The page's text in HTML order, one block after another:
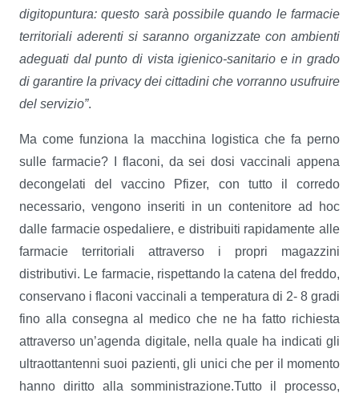
digitopuntura: questo sarà possibile quando le farmacie
territoriali aderenti si saranno organizzate con ambienti
adeguati dal punto di vista igienico-sanitario e in grado
di garantire la privacy dei cittadini che vorranno usufruire
del servizio”.
Ma come funziona la macchina logistica che fa perno
sulle farmacie? I flaconi, da sei dosi vaccinali appena
decongelati del vaccino Pfizer, con tutto il corredo
necessario, vengono inseriti in un contenitore ad hoc
dalle farmacie ospedaliere, e distribuiti rapidamente alle
farmacie territoriali attraverso i propri magazzini
distributivi. Le farmacie, rispettando la catena del freddo,
conservano i flaconi vaccinali a temperatura di 2- 8 gradi
fino alla consegna al medico che ne ha fatto richiesta
attraverso un’agenda digitale, nella quale ha indicati gli
ultraottantenni suoi pazienti, gli unici che per il momento
hanno diritto alla somministrazione.Tutto il processo,